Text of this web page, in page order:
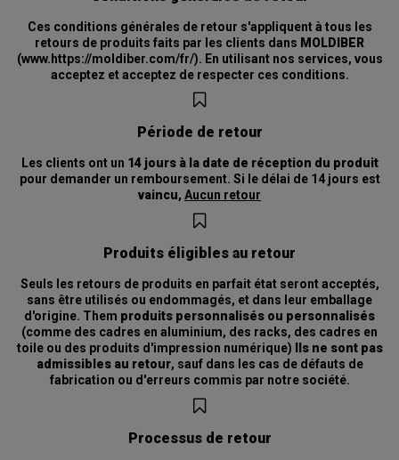
Ces conditions générales de retour s'appliquent à tous les
retours de produits faits par les clients dans MOLDIBER
(www.https://moldiber.com/fr/). En utilisant nos services, vous
acceptez et acceptez de respecter ces conditions.
Période de retour
Les clients ont un 14 jours à la date de réception du produit
pour demander un remboursement. Si le délai de 14 jours est
vaincu, Aucun retour
Produits éligibles au retour
Seuls les retours de produits en parfait état seront acceptés,
sans être utilisés ou endommagés, et dans leur emballage
d'origine. Them produits personnalisés ou personnalisés
(comme des cadres en aluminium, des racks, des cadres en
toile ou des produits d'impression numérique)
Ils ne sont pas
admissibles au retour, sauf dans les cas de défauts de
fabrication ou d'erreurs commis par notre société.
Processus de retour